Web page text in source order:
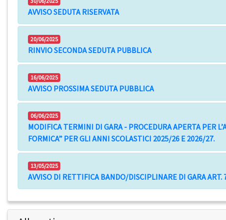
AVVISO SEDUTA RISERVATA
20/06/2025
RINVIO SECONDA SEDUTA PUBBLICA
16/06/2025
AVVISO PROSSIMA SEDUTA PUBBLICA
06/06/2025
MODIFICA TERMINI DI GARA - PROCEDURA APERTA PER
FORMICA” PER GLI ANNI SCOLASTICI 2025/26 E 2026/27.
13/05/2025
AVVISO DI RETTIFICA BANDO/DISCIPLINARE DI GARA ART.